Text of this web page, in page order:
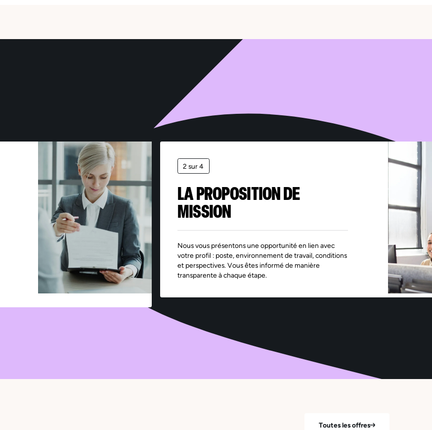
d’un astérisque sont obligatoires – leur non-renseignement entraîne l’impossibilité de traiter
Ces informations sont exclusivement destinées aux services de Sofitex, à ses clients et à
sous-traitants intervenant dans le cadre de la prestation. Les données sont conservées
les durées nécessaires aux finalités pour lesquelles elles sont traitées, telles que précisées
Politique de protection des données. Conformément au Règlement (UE) 2016/679 relatif à
des données à caractère personnel, vous disposez d’un droit d’accès, de rectification, de
et d’opposition pour motifs légitimes, en adressant votre demande accompagnée d’une
2 sur 4
LA PROPOSITION DE
MISSION
Nous vous présentons une opportunité en lien avec
votre profil : poste, environnement de travail, conditions
et perspectives. Vous êtes informé de manière
transparente à chaque étape.
Toutes les offres